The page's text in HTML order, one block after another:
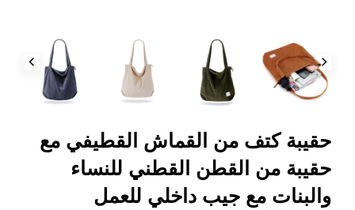
حقيبة كتف من القماش القطيفي مع
حقيبة من القطن القطني للنساء
والبنات مع جيب داخلي للعمل